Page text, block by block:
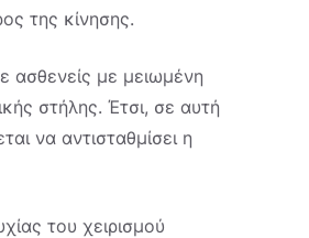
της κίνησης.
ασθενείς με μειωμένη
στήλης. Έτσι, σε αυτή
να αντισταθμίσει η
του χειρισμού